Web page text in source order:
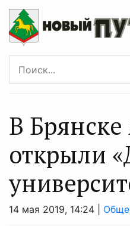
В Брянске
открыли
14 мая 2019, 14:24 |